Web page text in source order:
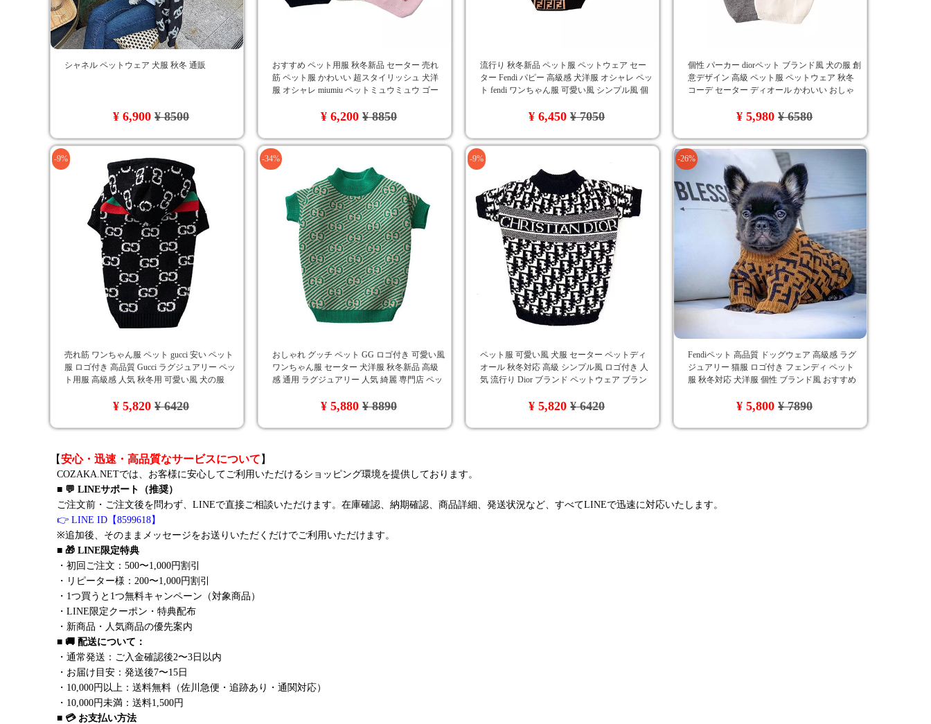
シャネル ペットウェア 犬服 秋冬 通販
¥ 6,900¥ 8500
おすすめ ペット用服 秋冬新品 セーター 売れ
筋 ペット服 かわいい 超スタイリッシュ 犬洋
服 オシャレ miumiu ペットミュウミュウ ゴー
¥ 6,200¥ 8850
流行り 秋冬新品 ペット服 ペットウェア セー
ター Fendi パピー 高級感 犬洋服 オシャレ ペッ
ト fendi ワンちゃん服 可愛い風 シンプル風 個
¥ 6,450¥ 7050
個性 パーカー diorペット ブランド風 犬の服 創
意デザイン 高級 ペット服 ペットウェア 秋冬
コーデ セーター ディオール かわいい おしゃ
¥ 5,980¥ 6580
-9%
売れ筋 ワンちゃん服 ペット gucci 安い ペット
服 ロゴ付き 高品質 Gucci ラグジュアリー ペッ
ト用服 高級感 人気 秋冬用 可愛い風 犬の服
¥ 5,820¥ 6420
-34%
おしゃれ グッチ ペット GG ロゴ付き 可愛い風
ワンちゃん服 セーター 犬洋服 秋冬新品 高級
感 通用 ラグジュアリー 人気 綺麗 専門店 ペッ
¥ 5,880¥ 8890
-9%
ペット服 可愛い風 犬服 セーター ペットディ
オール 秋冬対応 高級 シンプル風 ロゴ付き 人
気 流行り Dior ブランド ペットウェア ブラン
¥ 5,820¥ 6420
-26%
Fendiペット 高品質 ドッグウェア 高級感 ラグ
ジュアリー 猫服 ロゴ付き フェンディ ペット
服 秋冬対応 犬洋服 個性 ブランド風 おすすめ
¥ 5,800¥ 7890
【安心・迅速・高品質なサービスについて 】
COZAKA.NETでは、お客様に安心してご利用いただけるショッピング環境を提供しております。
■ 💬 LINEサポート（推奨）
ご注文前・ご注文後を問わず、LINEで直接ご相談いただけます。在庫確認、納期確認、商品詳細、発送状況など、すべてLINEで迅速に対応いたします。
👉 LINE ID【8599618】
※追加後、そのままメッセージをお送りいただくだけでご利用いただけます。
■ 🎁 LINE限定特典
・初回ご注文：500〜1,000円割引
・リピーター様：200〜1,000円割引
・1つ買うと1つ無料キャンペーン（対象商品）
・LINE限定クーポン・特典配布
・新商品・人気商品の優先案内
■ 🚚 配送について：
・通常発送：ご入金確認後2〜3日以内
・お届け目安：発送後7〜15日
・10,000円以上：送料無料（佐川急便・追跡あり・通関対応）
・10,000円未満：送料1,500円
■ 💳 お支払い方法